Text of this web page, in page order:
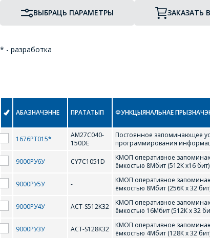
ВЫБРАЦЬ ПАРАМЕТРЫ ЗАКАЗАТЬ
* - разработка
АБАЗНАЧЭННЕ ПРАТАТЫП ФУНКЦЫЯНАЛЬНАЕ
1676РТ015*
AM27C040-
150DE
Постоянное запоминающее
программирования
9000РУ6У CY7C1051D
КМОП оперативное
ёмкостью 8Мбит (512К х16 бит)
9000РУ5У -
КМОП оперативное
ёмкостью 8Мбит (256К х 32
9000РУ4У ACT-S512K32
КМОП оперативное
ёмкостью 16Мбит (512К x 32
9000РУ3У ACT-S128K32
КМОП оперативное
ёмкостью 4Мбит (128К х 32